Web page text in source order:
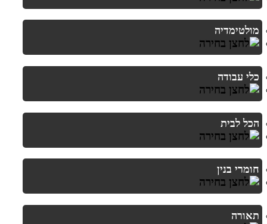
מולטימדיה
כלי עבודה
הכל לבית
חומרי בנין
תאורה